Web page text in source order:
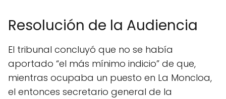
Resolución de la Audiencia
El tribunal concluyó que no se había
aportado “el más mínimo indicio” de que,
mientras ocupaba un puesto en La Moncloa,
el entonces secretario general de la